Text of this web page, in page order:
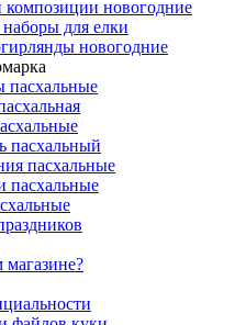
новогодние
для елки
новогодние
пасхальные
пасхальный
пасхальные
пасхальные